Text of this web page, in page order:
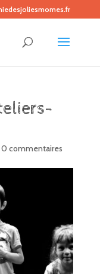
0 commentaires